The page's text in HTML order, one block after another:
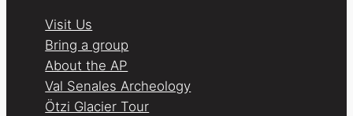
Visit Us
Bring a group
About the AP
Val Senales Archeology
Ötzi Glacier Tour